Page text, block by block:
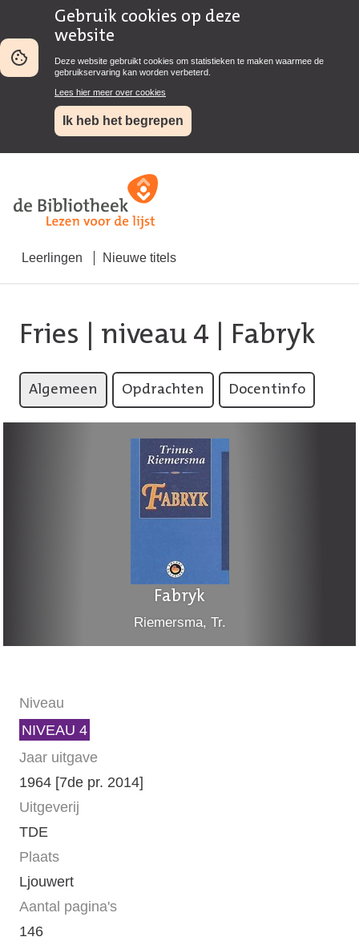
Gebruik cookies op deze
website
Deze website gebruikt cookies om statistieken te maken waarmee de
gebruikservaring kan worden verbeterd.
Lees hier meer over cookies
Ik heb het begrepen
Leerlingen Nieuwe titels
Fries niveau 4 | Fabryk
Algemeen Opdrachten Docentinfo
Fabryk
Riemersma, Tr.
Niveau
NIVEAU 4
Jaar uitgave
1964 [7de pr. 2014]
Uitgeverij
TDE
Plaats
Ljouwert
Aantal pagina's
146